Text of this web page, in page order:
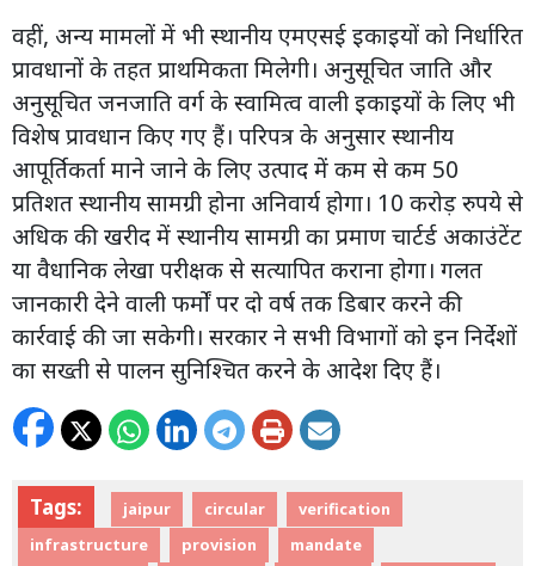
वहीं, अन्य मामलों में भी स्थानीय एमएसई इकाइयों को निर्धारित
प्रावधानों के तहत प्राथमिकता मिलेगी। अनुसूचित जाति और
अनुसूचित जनजाति वर्ग के स्वामित्व वाली इकाइयों के लिए भी
विशेष प्रावधान किए गए हैं। परिपत्र के अनुसार स्थानीय
आपूर्तिकर्ता माने जाने के लिए उत्पाद में कम से कम 50
प्रतिशत स्थानीय सामग्री होना अनिवार्य होगा। 10 करोड़ रुपये से
अधिक की खरीद में स्थानीय सामग्री का प्रमाण चार्टर्ड अकाउंटेंट
या वैधानिक लेखा परीक्षक से सत्यापित कराना होगा। गलत
जानकारी देने वाली फर्मों पर दो वर्ष तक डिबार करने की
कार्रवाई की जा सकेगी। सरकार ने सभी विभागों को इन निर्देशों
का सख्ती से पालन सुनिश्चित करने के आदेश दिए हैं।
Tags: jaipur circular
verification
infrastructure
provision
mandate